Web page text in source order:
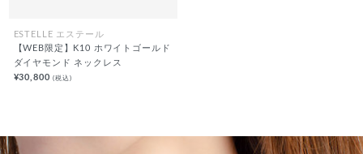
ESTELLE エステール
【WEB限定】K10 ホワイトゴールド
ダイヤモンド ネックレス
¥30,800(税込)